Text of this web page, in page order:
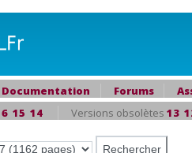
Documentation Forums
15 14 Versions obsolètes 13